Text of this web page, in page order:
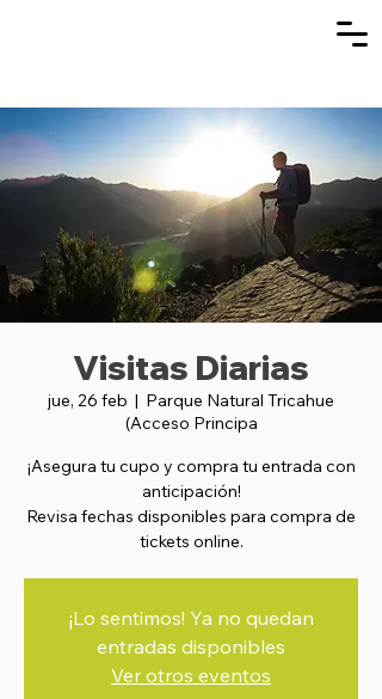
Visitas Diarias
jue, 26 feb
  |
Parque Natural Tricahue
(Acceso Principa
¡Asegura tu cupo y compra tu entrada con
anticipación!
Revisa fechas disponibles para compra de
tickets online.
¡Lo sentimos! Ya no quedan
entradas disponibles
Ver otros eventos